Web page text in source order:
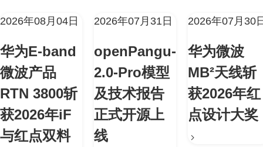
2026年08月04日
华为E-band
微波产品
RTN 3800斩
获2026年iF
与红点双料
2026年07月31日
openPangu-
2.0-Pro模型
及技术报告
正式开源上
线
2026年07月30
华为微波
MB²天线斩
获2026年红
点设计大奖